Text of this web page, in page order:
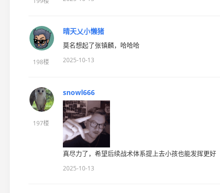
198楼
晴天乂小懒猪
莫名想起了张镇麟，哈哈哈
2025-10-13
197楼
snowl666
真尽力了，希望后续战术体系提上去小孩也能发挥更好
2025-10-13